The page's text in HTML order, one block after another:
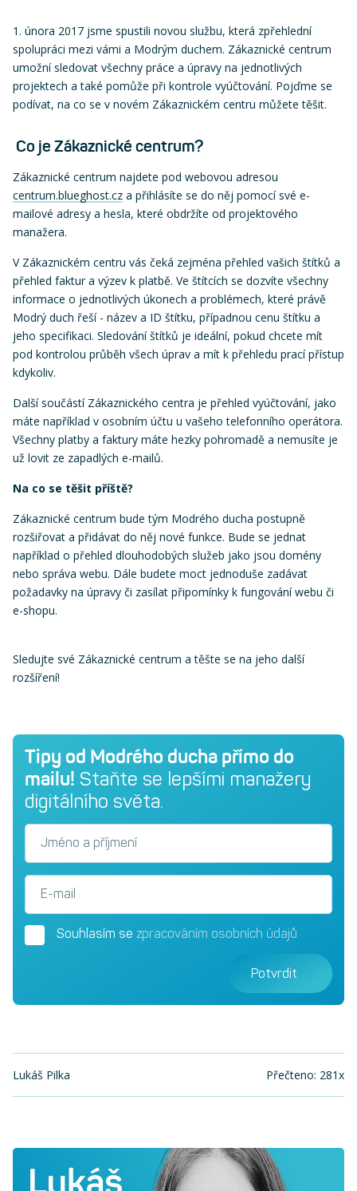
1. února 2017 jsme spustili novou službu, která zpřehlední
spolupráci mezi vámi a Modrým duchem. Zákaznické centrum
umožní sledovat všechny práce a úpravy na jednotlivých
projektech a také pomůže při kontrole vyúčtování. Pojďme se
podívat, na co se v novém Zákaznickém centru můžete těšit.
Co je Zákaznické centrum?
Zákaznické centrum najdete pod webovou adresou
centrum.blueghost.cz a přihlásíte se do něj pomocí své e-
mailové adresy a hesla, které obdržíte od projektového
manažera.
V Zákaznickém centru vás čeká zejména přehled vašich štítků a
přehled faktur a výzev k platbě. Ve štítcích se dozvíte všechny
informace o jednotlivých úkonech a problémech, které právě
Modrý duch řeší - název a ID štítku, případnou cenu štítku a
jeho specifikaci. Sledování štítků je ideální, pokud chcete mít
pod kontrolou průběh všech úprav a mít k přehledu prací přístup
kdykoliv.
Další součástí Zákaznického centra je přehled vyúčtování, jako
máte například v osobním účtu u vašeho telefonního operátora.
Všechny platby a faktury máte hezky pohromadě a nemusíte je
už lovit ze zapadlých e-mailů.
Na co se těšit příště?
Zákaznické centrum bude tým Modrého ducha postupně
rozšiřovat a přidávat do něj nové funkce. Bude se jednat
například o přehled dlouhodobých služeb jako jsou domény
nebo správa webu. Dále budete moct jednoduše zadávat
požadavky na úpravy či zasílat připomínky k fungování webu či
e-shopu.
Sledujte své Zákaznické centrum a těšte se na jeho další
rozšíření!
Tipy od Modrého ducha přímo do
mailu! Staňte se lepšími manažery
digitálního světa.
Jméno a příjmení
E-mail
Souhlasím se zpracováním osobních údajů
Potvrdit
Lukáš Pilka Přečteno: 281x